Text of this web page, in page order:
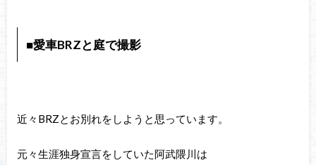
■愛車BRZと庭で撮影
近々BRZとお別れをしようと思っています。
元々生涯独身宣言をしていた阿武隈川は